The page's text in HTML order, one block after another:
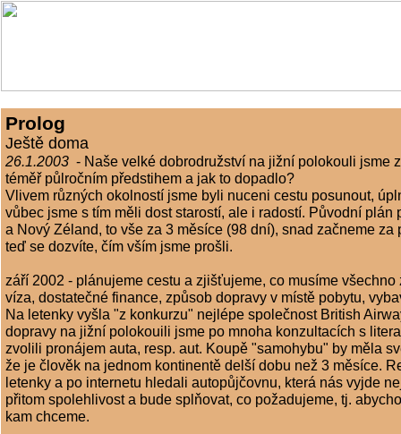
Prolog
Ještě doma
26.1.2003 - Naše velké dobrodružství na jižní polokouli jsme
téměř půlročním předstihem a jak to dopadlo?
Vlivem různých okolností jsme byli nuceni cestu posunout,
vůbec jsme s tím měli dost starostí, ale i radostí. Původní plán
a Nový Zéland, to vše za 3 měsíce (98 dní), snad začneme za
teď se dozvíte, čím vším jsme prošli.
září 2002 - plánujeme cestu a zjišťujeme, co musíme všechno
víza, dostatečné finance, způsob dopravy v místě pobytu,
Na letenky vyšla "z konkurzu" nejlépe společnost British
dopravy na jižní polokouili jsme po mnoha konzultacích s
zvolili pronájem auta, resp. aut. Koupě "samohybu" by měla
že je člověk na jednom kontinentě delší dobu než 3 měsíce.
letenky a po internetu hledali autopůjčovnu, která nás vyjde
přitom spolehlivost a bude splňovat, co požadujeme, tj.
kam chceme.